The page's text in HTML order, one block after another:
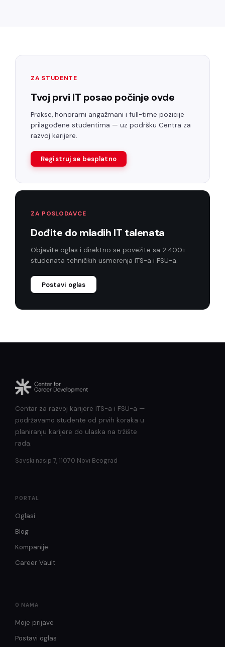
ZA STUDENTE
Tvoj prvi IT posao počinje ovde
Prakse, honorarni angažmani i full-time pozicije
prilagođene studentima — uz podršku Centra za
razvoj karijere.
Registruj se besplatno
ZA POSLODAVCE
Dođite do mladih IT talenata
Objavite oglas i direktno se povežite sa 2.400+
studenata tehničkih usmerenja ITS-a i FSU-a.
Postavi oglas
Centar za razvoj karijere ITS-a i FSU-a —
podržavamo studente od prvih koraka u
planiranju karijere do ulaska na tržište
rada.
Savski nasip 7, 11070 Novi Beograd
PORTAL
Oglasi
Blog
Kompanije
Career Vault
O NAMA
Moje prijave
Postavi oglas